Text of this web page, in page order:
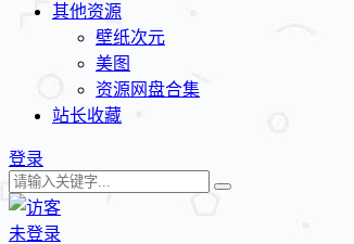
其他资源
壁纸次元
美图
资源网盘合集
站长收藏
登录
未登录